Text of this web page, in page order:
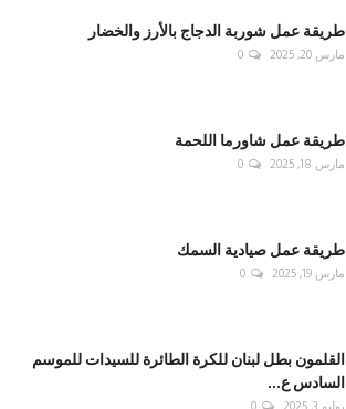
طريقة عمل شوربة الدجاج بالأرز والخضار
مارس 20, 2025 0
طريقة عمل شاورما اللحمة
مارس 18, 2025 0
طريقة عمل صيادية السمك
مارس 19, 2025 0
القلمون بطل لبنان للكرة الطائرة للسيدات للموسم
السادس ع...